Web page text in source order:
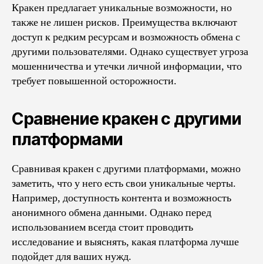
Кракен предлагает уникальные возможности, но
также не лишен рисков. Преимущества включают
доступ к редким ресурсам и возможность обмена с
другими пользователями. Однако существует угроза
мошенничества и утечки личной информации, что
требует повышенной осторожности.
Сравнение кракен с другими
платформами
Сравнивая кракен с другими платформами, можно
заметить, что у него есть свои уникальные черты.
Например, доступность контента и возможность
анонимного обмена данными. Однако перед
использованием всегда стоит проводить
исследование и выяснять, какая платформа лучше
подойдет для ваших нужд.